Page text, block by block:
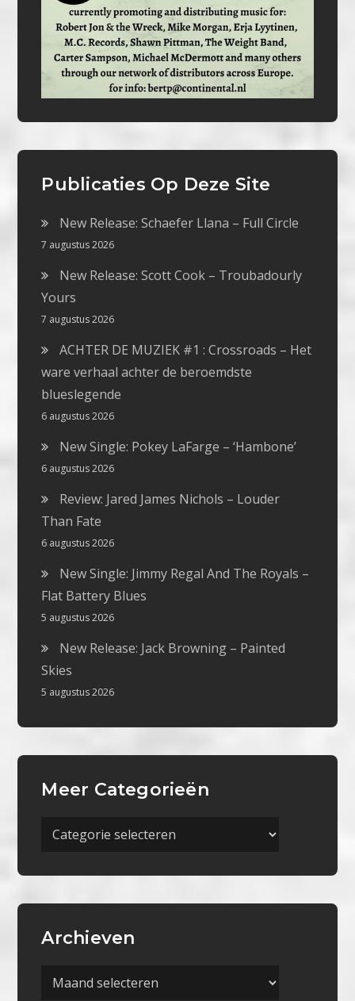
Publicaties Op Deze Site
New Release: Schaefer Llana – Full Circle
7 augustus 2026
New Release: Scott Cook – Troubadourly
Yours
7 augustus 2026
ACHTER DE MUZIEK #1 : Crossroads – Het
ware verhaal achter de beroemdste
blueslegende
6 augustus 2026
New Single: Pokey LaFarge – ‘Hambone’
6 augustus 2026
Review: Jared James Nichols – Louder
Than Fate
6 augustus 2026
New Single: Jimmy Regal And The Royals –
Flat Battery Blues
5 augustus 2026
New Release: Jack Browning – Painted
Skies
5 augustus 2026
Meer Categorieën
Meer
Archieven
Archieven